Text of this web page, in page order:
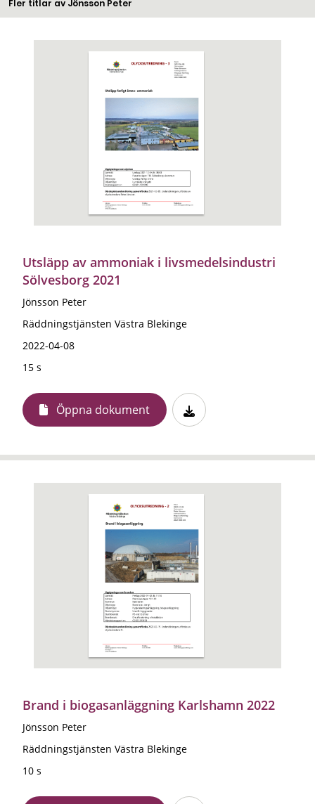
Fler titlar av Jönsson Peter
Utsläpp av ammoniak i livsmedelsindustri
Sölvesborg 2021
Jönsson Peter
Räddningstjänsten Västra Blekinge
2022-04-08
15 s
Öppna dokument
Brand i biogasanläggning Karlshamn 2022
Jönsson Peter
Räddningstjänsten Västra Blekinge
10 s